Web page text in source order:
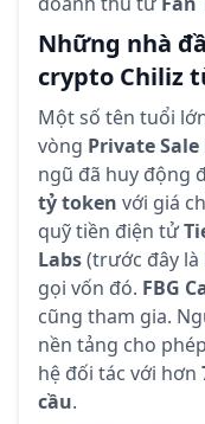
Những nhà
crypto Chiliz
Một số tên tuổi
vòng Private Sale
ngũ đã huy động
tỷ token với giá
quỹ tiền điện tử
Labs(trước đây là
gọi vốn đó. FBG
cũng tham gia.
nền tảng cho
hệ đối tác với hơn
cầu.